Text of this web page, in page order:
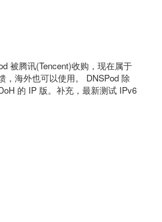
被腾讯(Tencent)收购，现在属于
，海外也可以使用。 DNSPod 除
的 IP 版。补充，最新测试 IPv6